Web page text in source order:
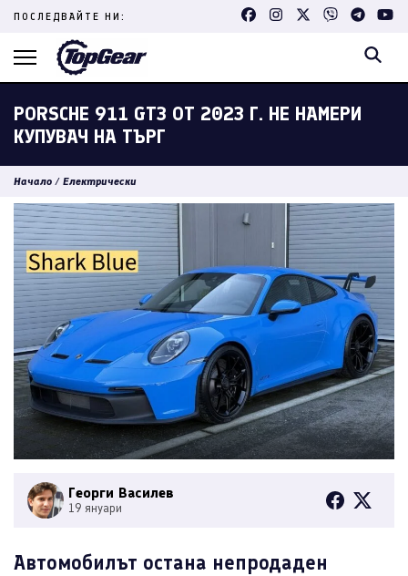
Skip
content
ПОСЛЕДВАЙТЕ НИ:
PORSCHE 911 GT3 ОТ 2023 Г. НЕ НАМЕРИ
КУПУВАЧ НА ТЪРГ
Начало / Електрически
Георги Василев
19 януари
Автомобилът остана непродаден